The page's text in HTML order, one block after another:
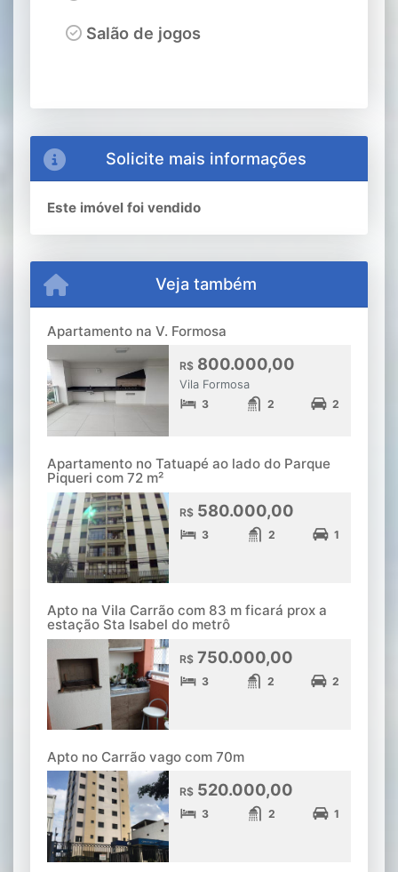
Salão de jogos
Solicite mais informações
Este imóvel foi vendido
Veja também
Apartamento na V. Formosa
R$800.000,00
Vila Formosa
3 2 2
Apartamento no Tatuapé ao lado do Parque
Piqueri com 72 m²
R$580.000,00
3 2 1
Apto na Vila Carrão com 83 m ficará prox a
estação Sta Isabel do metrô
R$750.000,00
3 2 2
Apto no Carrão vago com 70m
R$520.000,00
3 2 1